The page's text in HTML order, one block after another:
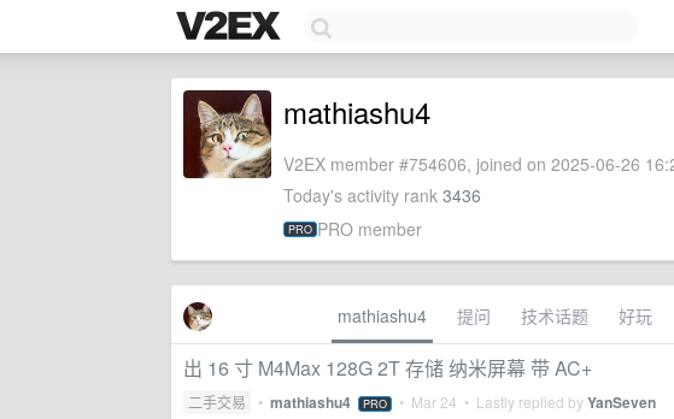
mathiashu4
V2EX member #754606, joined on 2025-06-26
Today's activity rank 3436
PRO PRO member
mathiashu4 提问 技术话题 好玩
出 16 寸 M4Max 128G 2T 存储 纳米屏幕 带 AC+
二手交易 • mathiashu4 PRO • Mar 24 • Lastly replied byYanSeven